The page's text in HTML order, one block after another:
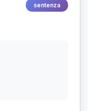
sentenza